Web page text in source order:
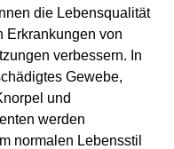
die Lebensqualität
Erkrankungen von
verbessern. In
Gewebe,
und
werden
normalen Lebensstil